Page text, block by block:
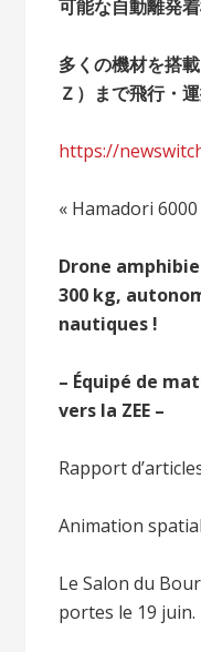
可能な自動離発
多くの機材を搭
Ｚ）まで飛行・
https://
« Hamadori
Drone
300 kg,
nautiques !
– Équipé de
vers la ZEE –
Rapport
Animation
Le Salon du
portes le 19 juin.